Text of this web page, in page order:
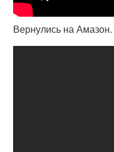
Вернулись на